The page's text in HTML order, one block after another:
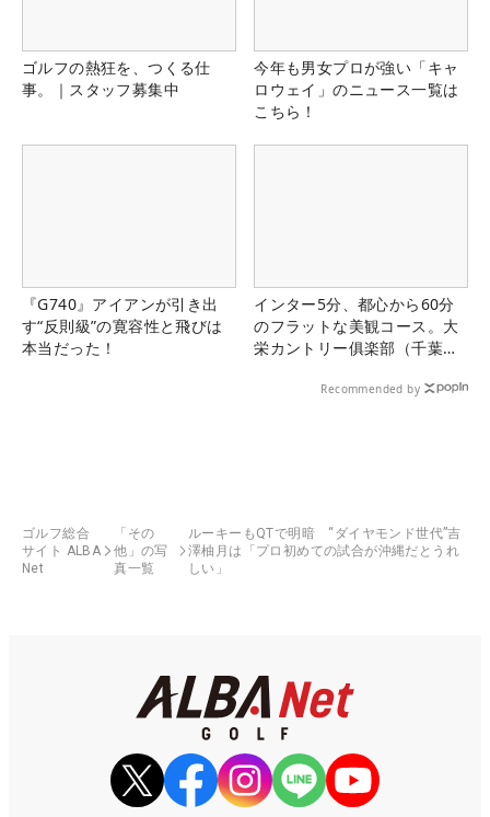
ゴルフの熱狂を、つくる仕
事。｜スタッフ募集中
今年も男女プロが強い「キャ
ロウェイ」のニュース一覧は
こちら！
『G740』アイアンが引き出
す“反則級”の寛容性と飛びは
本当だった！
インター5分、都心から60分
のフラットな美観コース。大
栄カントリー俱楽部（千葉
Recommended by
ゴルフ総合
サイト ALBA
Net
「その
他」の写
真一覧
ルーキーもQTで明暗 “ダイヤモンド世代”吉
澤柚月は「プロ初めての試合が沖縄だとうれ
しい」